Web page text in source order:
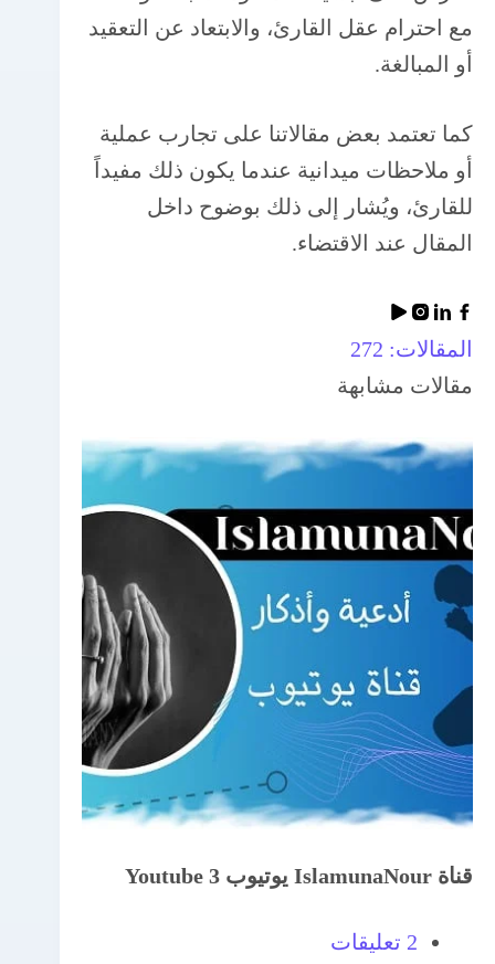
مع احترام عقل القارئ، والابتعاد عن التعقيد
أو المبالغة.
كما تعتمد بعض مقالاتنا على تجارب عملية
أو ملاحظات ميدانية عندما يكون ذلك مفيداً
للقارئ، ويُشار إلى ذلك بوضوح داخل
المقال عند الاقتضاء.
المقالات: 272
مقالات مشابهة
قناة IslamunaNour يوتيوب 3 Youtube
2 تعليقات